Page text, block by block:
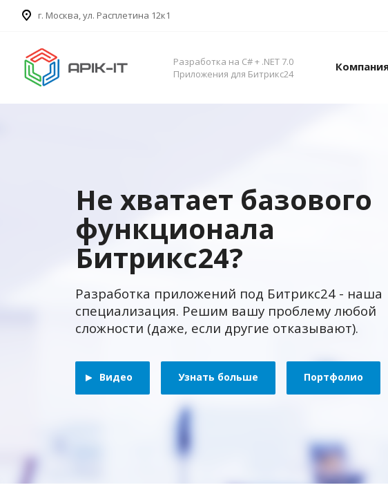
​г. Москва, ул. Расплетина 12к1
Разработка на C# + .NET 7.0
Приложения для Битрикс24
Не хватает базового
функционала
Битрикс24?
Разработка приложений под Битрикс24 - наша
специализация. Решим вашу проблему любой
сложности (даже, если другие отказывают).
Видео Узнать больше Портфолио